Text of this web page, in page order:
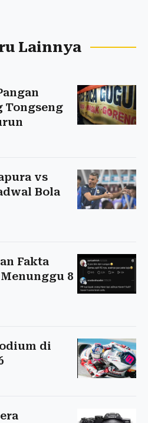
Lainnya
Tongseng
vs
Bola
Fakta
8
di